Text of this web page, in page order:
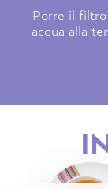
Porre il filtro
acqua alla